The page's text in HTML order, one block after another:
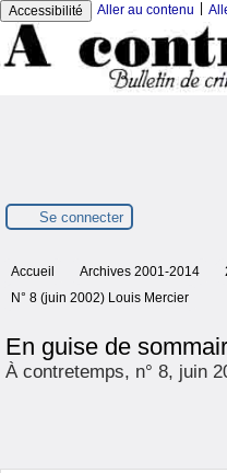
Accessibilité Aller au contenu
Se connecter
Accueil Archives 2001-2014
N° 8 (juin 2002) Louis Mercier
En guise de
À contretemps, n° 8, juin